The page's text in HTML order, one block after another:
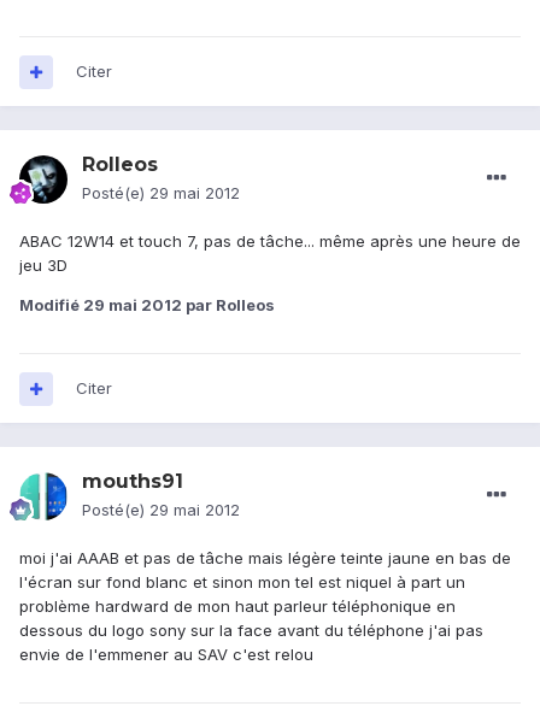
Citer
Rolleos
Posté(e) 29 mai 2012
ABAC 12W14 et touch 7, pas de tâche... même après une heure de
jeu 3D
Modifié 29 mai 2012 par Rolleos
Citer
mouths91
Posté(e) 29 mai 2012
moi j'ai AAAB et pas de tâche mais légère teinte jaune en bas de
l'écran sur fond blanc et sinon mon tel est niquel à part un
problème hardward de mon haut parleur téléphonique en
dessous du logo sony sur la face avant du téléphone j'ai pas
envie de l'emmener au SAV c'est relou